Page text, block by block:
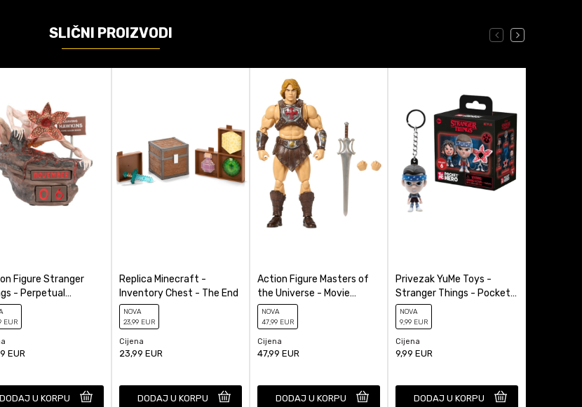
Demon Slayer
SLIČNI PROIZVODI
Figure Stranger
- Perpetual
Demogorgon
EUR
EUR
DODAJ U KORPU
Replica Minecraft -
Inventory Chest - The End
NOVA
23,99 EUR
Cijena
23,99 EUR
DODAJ U KORPU
Action Figure Masters of
the Universe - Movie
Chronicles - He-Man
NOVA
47,99 EUR
Cijena
47,99 EUR
DODAJ U KORPU
Privezak YuMe Toys -
Stranger Things - Pocket
Hero - Blind Box
NOVA
9,99 EUR
Cijena
9,99 EUR
DODAJ U KORPU